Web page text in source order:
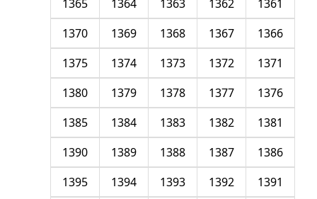
1361
1362
1363
1364
1365
1366
1367
1368
1369
1370
1371
1372
1373
1374
1375
1376
1377
1378
1379
1380
1381
1382
1383
1384
1385
1386
1387
1388
1389
1390
1391
1392
1393
1394
1395